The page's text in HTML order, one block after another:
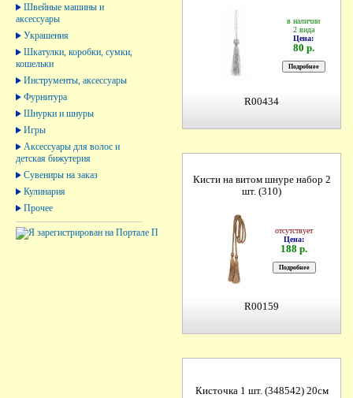
Швейные машины и
аксессуары
Украшения
Шкатулки, коробки, сумки,
кошельки
Инструменты, аксессуары
Фурнитура
Шнурки и шнуры
Игры
Аксессуары для волос и
детская бижутерия
Сувениры на заказ
Кулинария
Прочее
в наличии
2 вида
Цена:
80 р.
R00434
Кисти на витом шнуре набор 2
шт. (310)
отсутствует
Цена:
188 р.
R00159
Кисточка 1 шт. (348542) 20см